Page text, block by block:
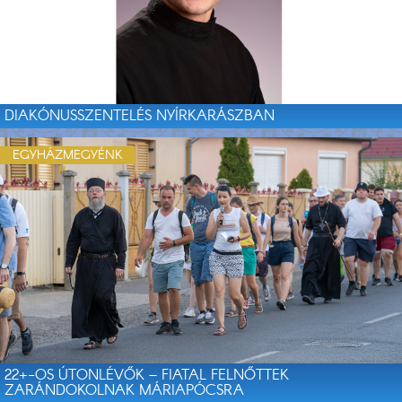
DIAKÓNUSSZENTELÉS NYÍRKARÁSZBAN
22+-OS ÚTONLÉVŐK – FIATAL FELNŐTTEK
ZARÁNDOKOLNAK MÁRIAPÓCSRA
EGYHÁZMEGYÉNK